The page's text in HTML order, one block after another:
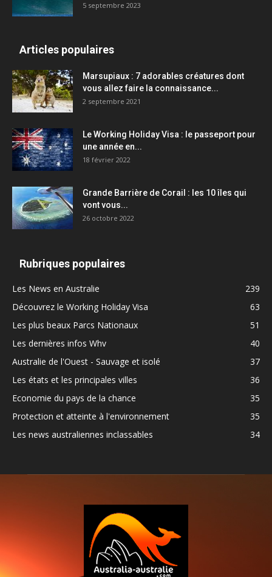
5 septembre 2023
Articles populaires
Marsupiaux : 7 adorables créatures dont
vous allez faire la connaissance...
2 septembre 2021
Le Working Holiday Visa : le passeport pour
une année en...
18 février 2022
Grande Barrière de Corail : les 10 îles qui
vont vous...
26 octobre 2022
Rubriques populaires
Les News en Australie
239
Découvrez le Working Holiday Visa
63
Les plus beaux Parcs Nationaux
51
Les dernières infos Whv
40
Australie de l'Ouest - Sauvage et isolé
37
Les états et les principales villes
36
Economie du pays de la chance
35
Protection et atteinte à l'environnement
35
Les news australiennes inclassables
34